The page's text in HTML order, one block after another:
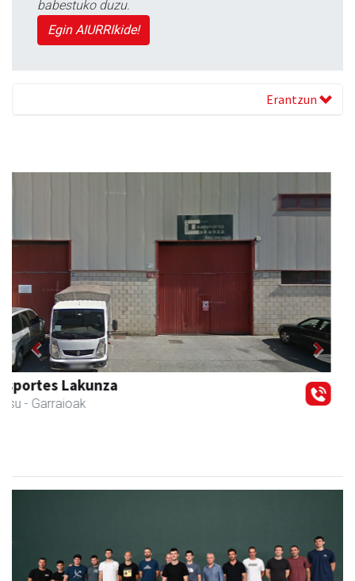
babestuko duzu.
Egin AIURRIkide!
Erantzun
Ernaitza liburu-denda
Andoain - Liburu-dendak
Previous Next